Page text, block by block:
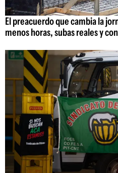
El preacuerdo que cambia la
menos horas, subas reales y